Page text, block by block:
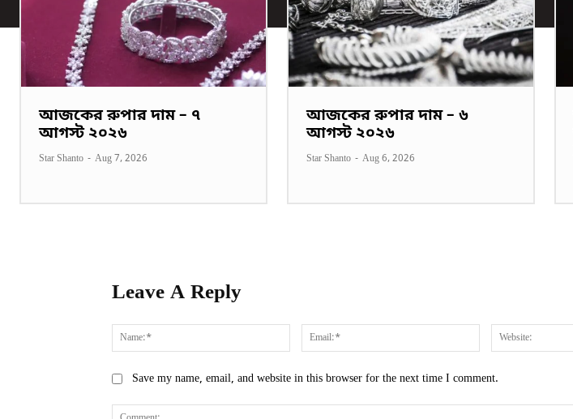
আজকের রুপার দাম – ৭
আগস্ট ২০২৬
Star Shanto - Aug 7, 2026
আজকের রুপার দাম – ৬
আগস্ট ২০২৬
Star Shanto - Aug 6, 2026
Leave A Reply
Name:* Email:*
Save my name, email, and website in this browser for the next time I comment.